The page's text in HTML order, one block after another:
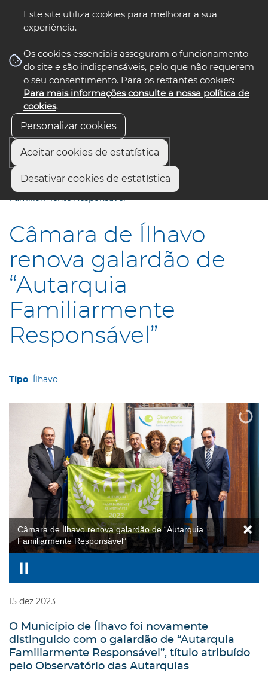
Este site utiliza cookies para melhorar a sua
experiência.
Os cookies essenciais asseguram o funcionamento
do site e são indispensáveis, pelo que não requerem
o seu consentimento. Para os restantes cookies:
Para mais informações consulte a nossa política de
cookies.
Personalizar cookies
Aceitar cookies de estatística
Desativar cookies de estatística
nos select language
Início
Câmara de Ílhavo renova galardão de “Autarquia
Familiarmente Responsável”
Câmara de Ílhavo
renova galardão de
“Autarquia
Familiarmente
Responsável”
Ílhavo
Câmara de Ílhavo renova galardão de “Autarquia
Familiarmente Responsável”
15 dez 2023
O Município de Ílhavo foi novamente
distinguido com o galardão de “Autarquia
Familiarmente Responsável”, título atribuído
pelo Observatório das Autarquias